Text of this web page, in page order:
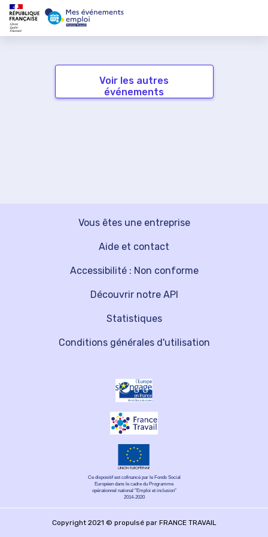
Voir les autres
événements
Vous êtes une entreprise
Découvrir notre API
Aide et contact
Statistiques
Accessibilité : Non conforme
Conditions générales d'utilisation
Ce dispositif est cofinancé par le Fonds Social
Européen dans le cadre du Programme
opérationnel national "Emploi et inclusion"
2014-2020
Copyright 2021 © propulsé par FRANCE TRAVAIL